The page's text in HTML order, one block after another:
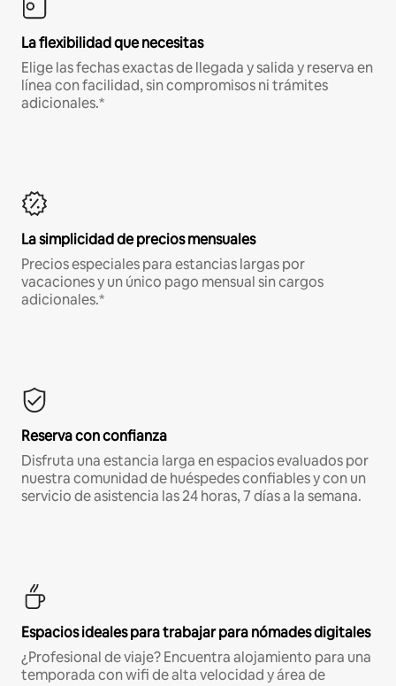
La flexibilidad que necesitas
Elige las fechas exactas de llegada y salida y reserva en
línea con facilidad, sin compromisos ni trámites
adicionales.*
La simplicidad de precios mensuales
Precios especiales para estancias largas por
vacaciones y un único pago mensual sin cargos
adicionales.*
Reserva con confianza
Disfruta una estancia larga en espacios evaluados por
nuestra comunidad de huéspedes confiables y con un
servicio de asistencia las 24 horas, 7 días a la semana.
Espacios ideales para trabajar para nómades digitales
¿Profesional de viaje? Encuentra alojamiento para una
temporada con wifi de alta velocidad y área de